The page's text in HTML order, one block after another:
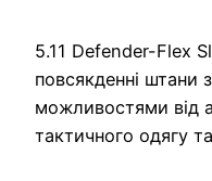
5.11 Defender-Flex
повсякденні штани
можливостями від
тактичного одягу